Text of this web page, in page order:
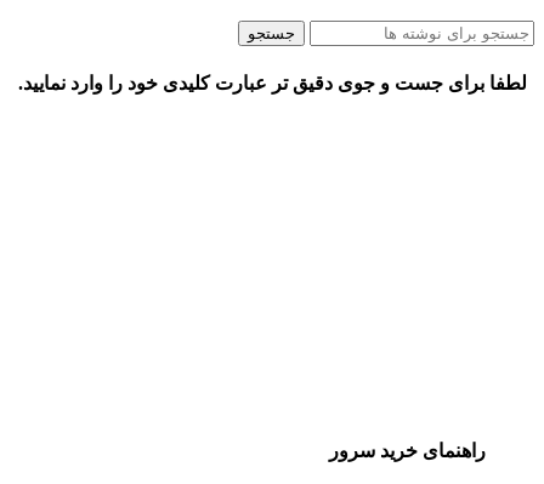
جستجو
لطفا برای جست و جوی دقیق تر عبارت کلیدی خود را وارد نمایید.
راهنمای خرید سرور